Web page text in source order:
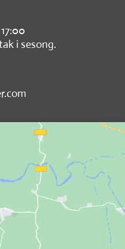
i sesong.